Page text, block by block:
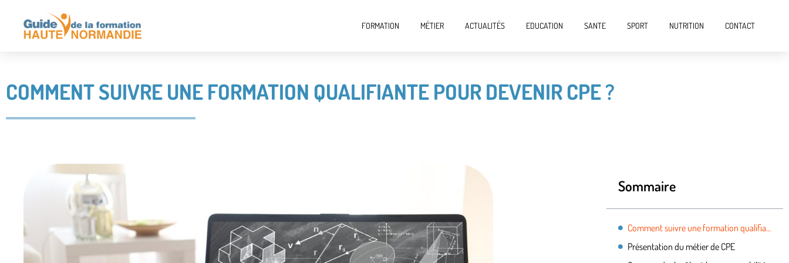
FORMATION MÉTIER ACTUALITÉS EDUCATION SANTE SPORT NUTRITION CONTACT
COMMENT SUIVRE UNE FORMATION QUALIFIANTE POUR DEVENIR CPE ?
Sommaire
Comment suivre une formation qualifiante pour devenir CPE ?
Présentation du métier de CPE